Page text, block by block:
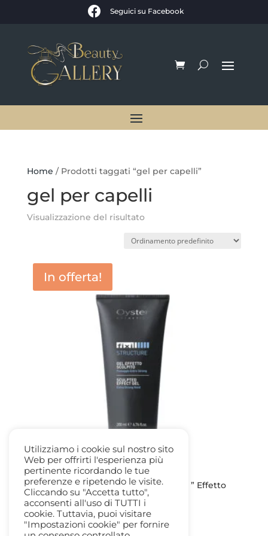
 Seguici su Facebook
Home / Prodotti taggati “gel per capelli”
gel per capelli
Visualizzazione del risultato
In offerta!
Gel extra-strong 200ml. Fixi Structure ” Effetto
Scolpito By Oyster
11,60€Il
prezzo
6,50€Il
prezzo
Utilizziamo i cookie sul nostro sito
Web per offrirti l'esperienza più
pertinente ricordando le tue
preferenze e ripetendo le visite.
Cliccando su "Accetta tutto",
acconsenti all'uso di TUTTI i
cookie. Tuttavia, puoi visitare
"Impostazioni cookie" per fornire